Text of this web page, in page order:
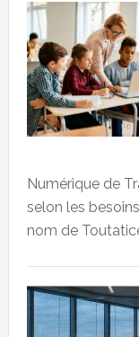
et
taille
de
Jason
Momoa
cinéma
Numérique de
selon les
nom de